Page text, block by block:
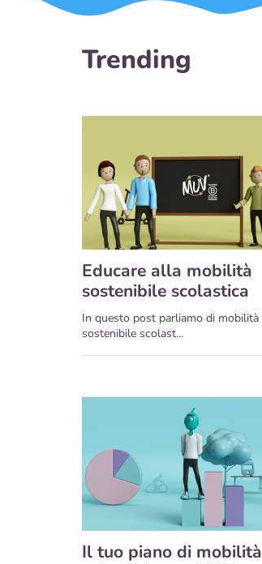
Trending
Educare alla mobilità
sostenibile scolastica
In questo post parliamo di mobilità
sostenibile scolast...
Il tuo piano di mobilità